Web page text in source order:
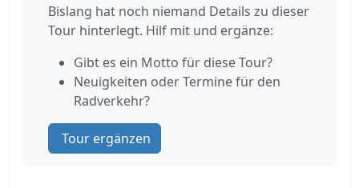
Bislang hat noch niemand Details zu dieser
Tour hinterlegt. Hilf mit und ergänze:
Gibt es ein Motto für diese Tour?
Neuigkeiten oder Termine für den
Radverkehr?
Tour ergänzen